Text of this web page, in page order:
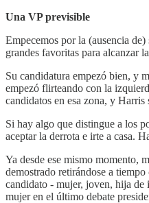
Una VP previsible
Empecemos por la (ausencia
grandes favoritas para alcanzar
Su candidatura empezó bien, y
empezó flirteando con la
candidatos en esa zona, y
Si hay algo que distingue a los
aceptar la derrota e irte a casa.
Ya desde ese mismo momento,
demostrado retirándose a
candidato - mujer, joven, hija de
mujer en el último debate